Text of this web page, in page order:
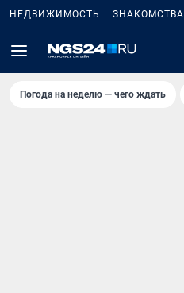
НЕДВИЖИМОСТЬ ЗНАКОМСТВА
Погода на неделю — чего ждать